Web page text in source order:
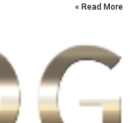
Read More »